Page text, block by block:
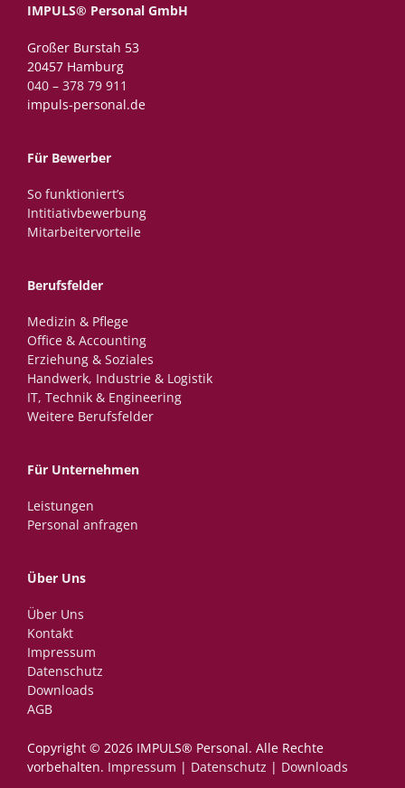
IMPULS® Personal GmbH
Großer Burstah 53
20457 Hamburg
040 – 378 79 911
impuls-personal.de
Für Bewerber
So funktioniert’s
Intitiativbewerbung
Mitarbeitervorteile
Berufsfelder
Medizin & Pflege
Office & Accounting
Erziehung & Soziales
Handwerk, Industrie & Logistik
IT, Technik & Engineering
Weitere Berufsfelder
Für Unternehmen
Leistungen
Personal anfragen
Über Uns
Über Uns
Kontakt
Impressum
Datenschutz
Downloads
AGB
Copyright © 2026 IMPULS® Personal.­ ­Alle Rechte
vorbehalten. Impressum | Datenschutz | Downloads